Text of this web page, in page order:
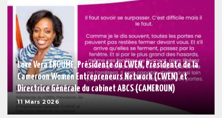
Love Vera EKOUME, Présidente du CWEN, Présidente de la
Cameroon Women Entrepreneurs Network (CWEN) et
Directrice Générale du cabinet ABCS (CAMEROUN)
11 Mars 2026